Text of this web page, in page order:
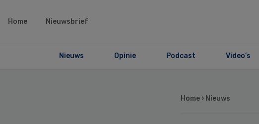
Home Nieuwsbrief
Nieuws Opinie Podcast Video’s
Home › Nieuws